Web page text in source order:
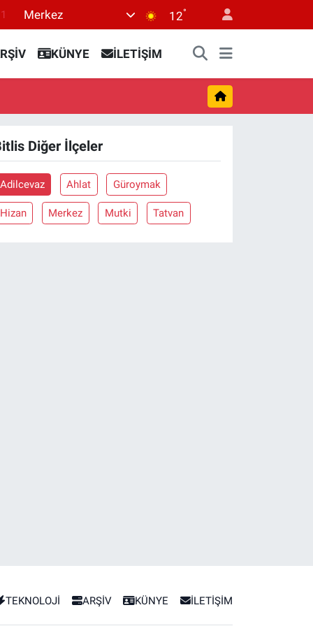
Merkez 12°
KÜNYE İLETİŞİM
Diğer İlçeler
Adilcevaz Ahlat Güroymak
Hizan Merkez Mutki Tatvan
TEKNOLOJİ ARŞİV KÜNYE İLETİŞİM